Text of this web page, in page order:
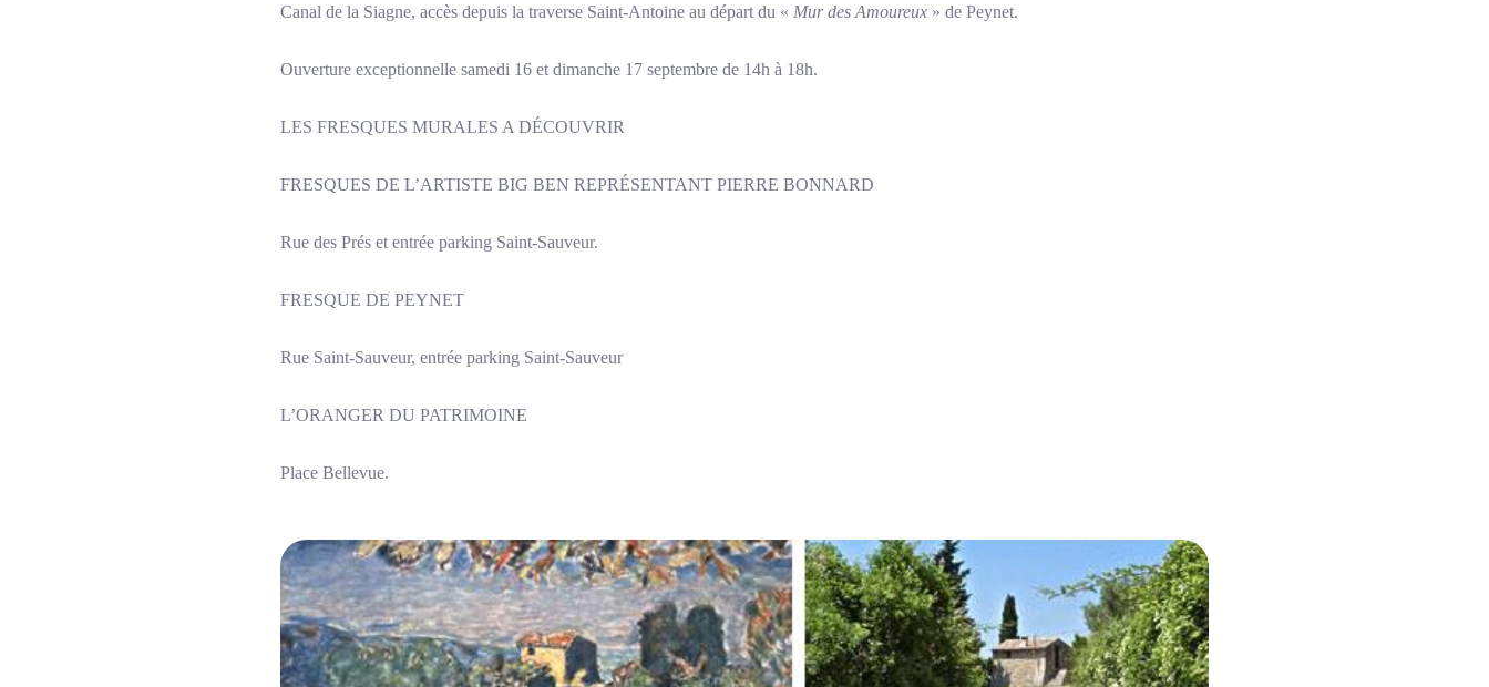
Canal de la Siagne, accès depuis la traverse Saint-Antoine au départ du « Mur des Amoureux » de Peynet.
Ouverture exceptionnelle samedi 16 et dimanche 17 septembre de 14h à 18h.
LES FRESQUES MURALES A DÉCOUVRIR
FRESQUES DE L’ARTISTE BIG BEN REPRÉSENTANT PIERRE BONNARD
Rue des Prés et entrée parking Saint-Sauveur.
FRESQUE DE PEYNET
Rue Saint-Sauveur, entrée parking Saint-Sauveur
L’ORANGER DU PATRIMOINE
Place Bellevue.